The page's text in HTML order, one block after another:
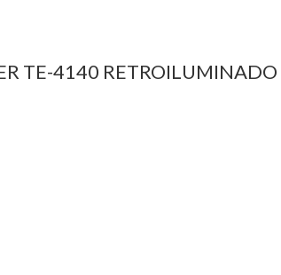
TE-4140 RETROILUMINADO